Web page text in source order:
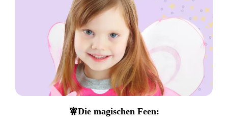
🧚Die magischen Feen: